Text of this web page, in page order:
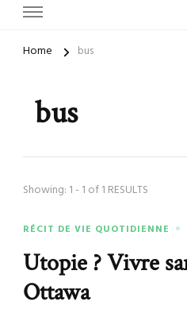
Home bus
bus
Showing: 1 - 1 of 1 RESULTS
RÉCIT DE VIE QUOTIDIENNE
Utopie ? Vivre
Ottawa